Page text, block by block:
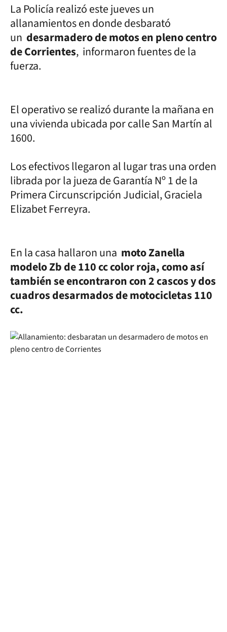
La Policía realizó este jueves un
allanamientos en donde desbarató
un desarmadero de motos en pleno centro
de Corrientes, informaron fuentes de la
fuerza.
El operativo se realizó durante la mañana en
una vivienda ubicada por calle San Martín al
1600.
Los efectivos llegaron al lugar tras una orden
librada por la jueza de Garantía Nº 1 de la
Primera Circunscripción Judicial, Graciela
Elizabet Ferreyra.
En la casa hallaron una moto Zanella
modelo Zb de 110 cc color roja, como así
también se encontraron con 2 cascos y dos
cuadros desarmados de motocicletas 110
cc.